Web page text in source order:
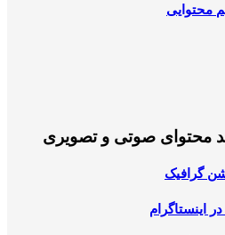
محتوایی
محتوای صوتی و تصویری
گرافیک
اینستاگرام